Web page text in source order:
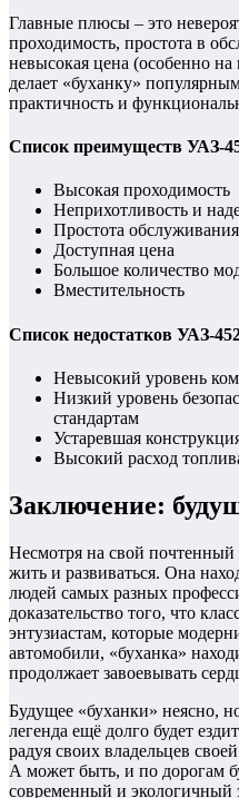
Главные плюсы – это
проходимость, простота в
невысокая цена (особенно
делает «буханку»
практичность и
Список преимуществ УАЗ-
Высокая проходимость
Неприхотливость и
Простота
Доступная цена
Большое количество
Вместительность
Список недостатков УАЗ-
Невысокий уровень
Низкий уровень
стандартам
Устаревшая
Высокий расход
Заключение:
Несмотря на свой почтенный
жить и развиваться. Она
людей самых разных
доказательство того, что
энтузиастам, которые
автомобили, «буханка»
продолжает завоевывать
Будущее «буханки» неясно,
легенда ещё долго будет
радуя своих владельцев
А может быть, и по дорогам
современный и экологичный